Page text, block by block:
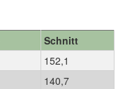
Schnitt
152,1
140,7